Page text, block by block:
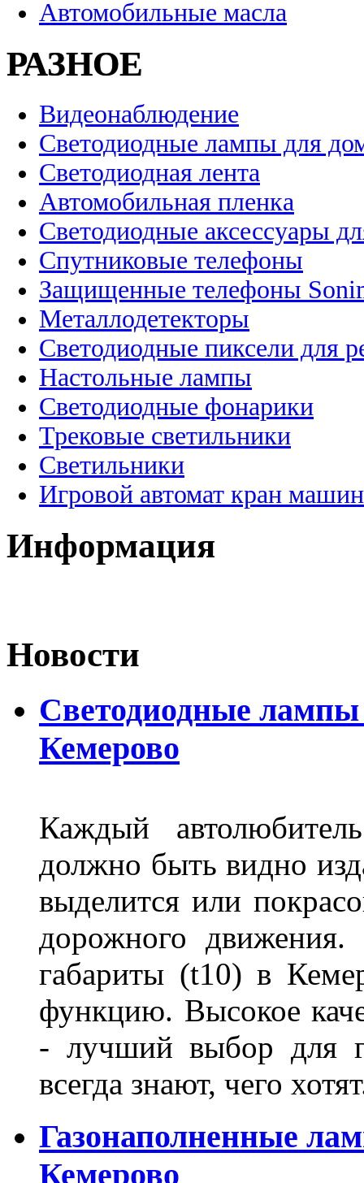
Автомобильные масла
РАЗНОЕ
Видеонаблюдение
Светодиодные лампы для
Светодиодная лента
Автомобильная пленка
Светодиодные аксессуары
Спутниковые телефоны
Защищенные телефоны
Металлодетекторы
Светодиодные пиксели для
Настольные лампы
Светодиодные фонарики
Трековые светильники
Светильники
Игровой автомат кран
Информация
Новости
Светодиодные
Кемерово
Каждый
должно быть видно
выделится или
дорожного
габариты (t10) в
функцию. Высокое
- лучший выбор для
всегда знают, чего
Газонаполненные
Кемерово